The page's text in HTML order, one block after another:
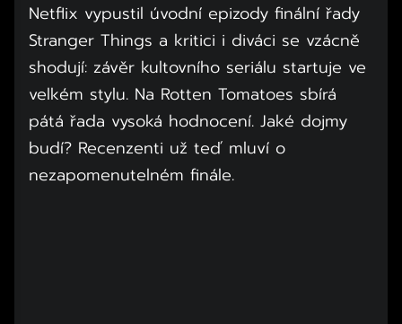
Netflix vypustil úvodní epizody finální řady
Stranger Things a kritici i diváci se vzácně
shodují: závěr kultovního seriálu startuje ve
velkém stylu. Na Rotten Tomatoes sbírá
pátá řada vysoká hodnocení. Jaké dojmy
budí? Recenzenti už teď mluví o
nezapomenutelném finále.